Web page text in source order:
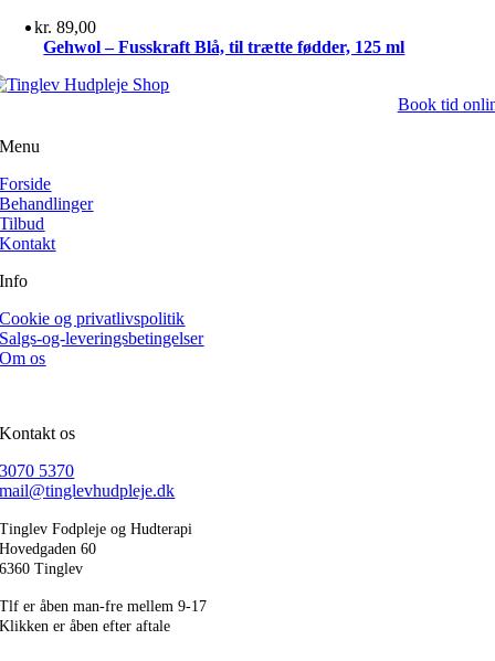
kr. 89,00
Gehwol – Fusskraft Blå, til trætte fødder, 125 ml
Book tid
Menu
Forside
Behandlinger
Tilbud
Kontakt
Info
Cookie og privatlivspolitik
Salgs-og-leveringsbetingelser
Om os
Kontakt os
3070 5370
mail@tinglevhudpleje.dk
Tinglev Fodpleje og Hudterapi
Hovedgaden 60
6360 Tinglev
Tlf er åben man-fre mellem 9-17
Klikken er åben efter aftale